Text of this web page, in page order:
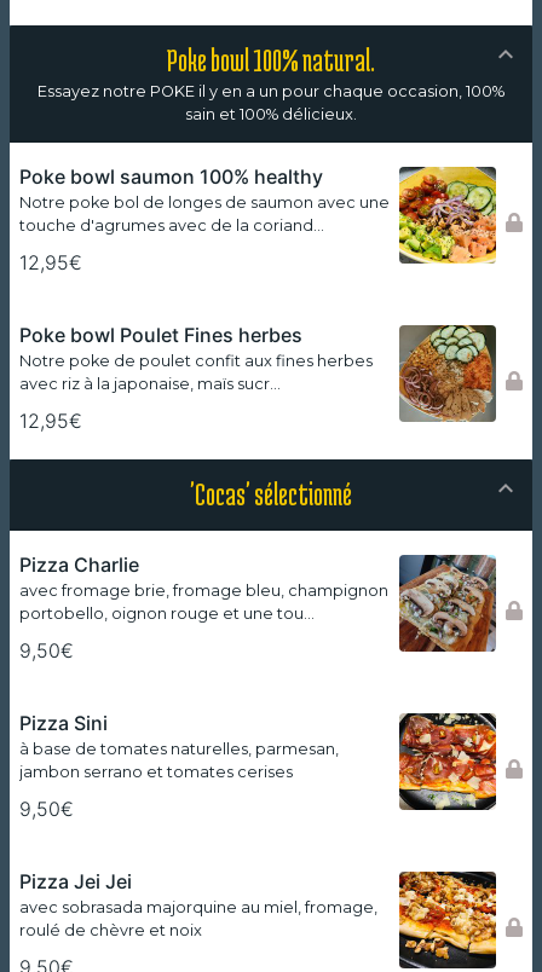
Poke bowl 100% natural.
Essayez notre POKE il y en a un pour chaque occasion, 100%
sain et 100% délicieux.
Poke bowl saumon 100% healthy
Notre poke bol de longes de saumon avec une
touche d'agrumes avec de la coriand…
12,95€
Poke bowl Poulet Fines herbes
Notre poke de poulet confit aux fines herbes
avec riz à la japonaise, maïs sucr…
12,95€
'Cocas' sélectionné
Pizza Charlie
avec fromage brie, fromage bleu, champignon
portobello, oignon rouge et une tou…
9,50€
Pizza Sini
à base de tomates naturelles, parmesan,
jambon serrano et tomates cerises
9,50€
Pizza Jei Jei
avec sobrasada majorquine au miel, fromage,
roulé de chèvre et noix
9,50€